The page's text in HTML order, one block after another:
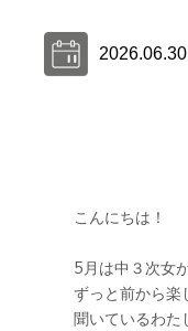
2026.06.30